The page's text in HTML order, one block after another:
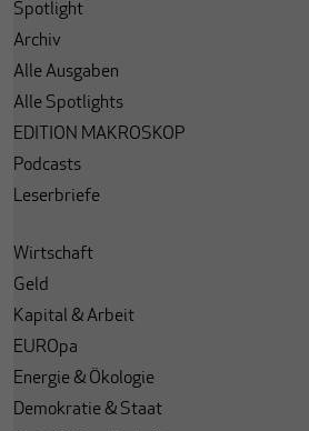
Spotlight
Archiv
Alle Ausgaben
Alle Spotlights
EDITION MAKROSKOP
Podcasts
Leserbriefe
Wirtschaft
Geld
Kapital & Arbeit
EUROpa
Energie & Ökologie
Demokratie & Staat